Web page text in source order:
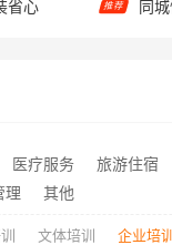
障
苏州一站式家装施工团队毛坯房_百年豪庭新材料全案
推荐
推荐 天
医疗服务 旅游住宿
理 其他
文体培训 企业培